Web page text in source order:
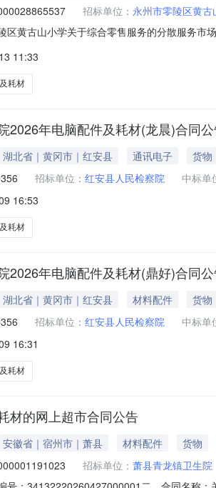
招标单位： 永州市零陵区黄古
区黄古山小学关于综合零售服务的分散服务
-二、采购单位信息采购单位名称：永州市零
11:33
耗材
2026年电脑配件及耗材(龙晨)合同
湖北省｜黄冈市｜红安县 通讯电子 货物
招标单位： 红安县人民检察院 中标单
16:53
耗材
2026年电脑配件及耗材(鼎好)合同
湖北省｜黄冈市｜红安县 材料配件 货物
招标单位： 红安县人民检察院 中标单
16:31
耗材
材的网上超市合同公告
安徽省｜宿州市｜萧县 材料配件 货物
招标单位： 萧县青龙镇卫生院